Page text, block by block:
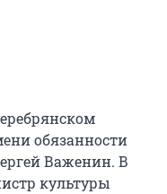
обязанности
Важенин. В
культуры